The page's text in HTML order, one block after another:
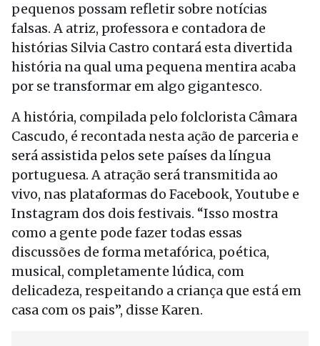
pequenos possam refletir sobre notícias
falsas. A atriz, professora e contadora de
histórias Silvia Castro contará esta divertida
história na qual uma pequena mentira acaba
por se transformar em algo gigantesco.
A história, compilada pelo folclorista Câmara
Cascudo, é recontada nesta ação de parceria e
será assistida pelos sete países da língua
portuguesa. A atração será transmitida ao
vivo, nas plataformas do Facebook, Youtube e
Instagram dos dois festivais. “Isso mostra
como a gente pode fazer todas essas
discussões de forma metafórica, poética,
musical, completamente lúdica, com
delicadeza, respeitando a criança que está em
casa com os pais”, disse Karen.